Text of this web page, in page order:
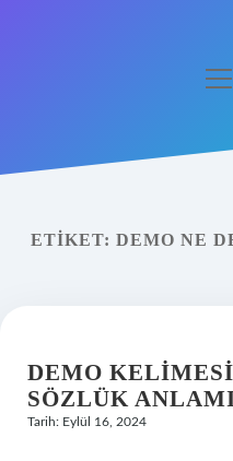
Yasal Uyarı
ETIKET: DEMO NE
DEMO
SÖZLÜK
Tarih: Eylül 16, 2024